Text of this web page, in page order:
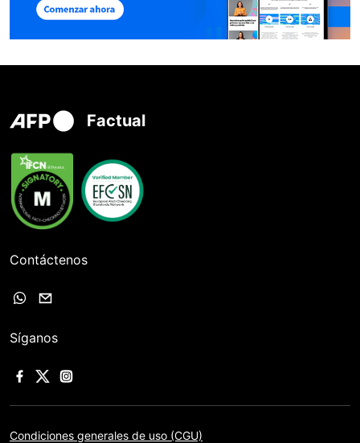
Factual
Contáctenos
Síganos
Condiciones generales de uso (CGU)